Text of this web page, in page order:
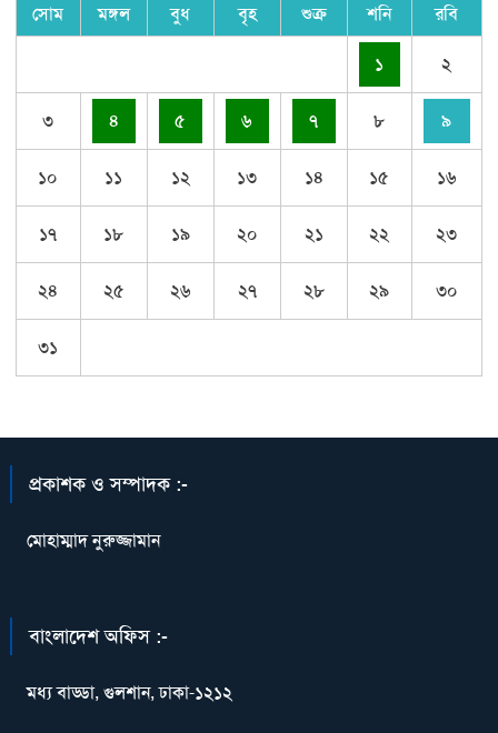
সোম মঙ্গল বুধ বৃহ শুক্র শনি রবি
১ ২
৩ ৪ ৫ ৬ ৭ ৮ ৯
১০ ১১ ১২ ১৩ ১৪ ১৫ ১৬
১৭ ১৮ ১৯ ২০ ২১ ২২ ২৩
২৪ ২৫ ২৬ ২৭ ২৮ ২৯ ৩০
৩১
প্রকাশক ও সম্পাদক :-
মোহাম্মাদ নুরুজ্জামান
বাংলাদেশ অফিস :-
মধ্য বাড্ডা, গুলশান, ঢাকা-১২১২